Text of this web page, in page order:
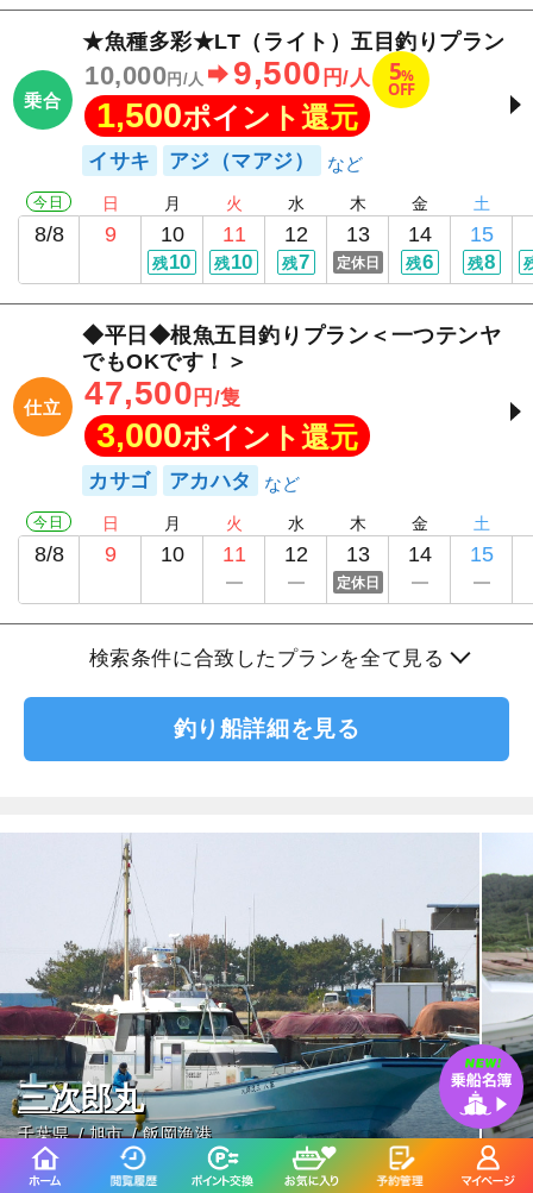
乗合
★魚種多彩★LT（ライト）五目釣りプラン
10,000円/人 9,500 円/人 5%
OFF
1,500ポイント還元
イサキ アジ（マアジ）
今日
8/8
日
9
月
10
残10
火
11
残10
水
12
残7
木
13
定休日
金
14
残6
土
15
残8
仕立
◆平日◆根魚五目釣りプラン＜一つテンヤ
でもOKです！＞
47,500 円/隻
3,000ポイント還元
カサゴ アカハタ
今日
8/8
日
9
月
10
火
11
水
12
木
13
定休日
金
14
土
15
検索条件に合致したプランを全て見る
釣り船詳細を見る
三次郎丸
千葉県 旭市 飯岡漁港
4.5